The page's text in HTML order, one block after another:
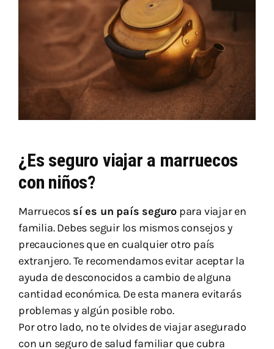
¿Es seguro viajar a marruecos
con niños?
Marruecos sí es un país seguro para viajar en
familia. Debes seguir los mismos consejos y
precauciones que en cualquier otro país
extranjero. Te recomendamos evitar aceptar la
ayuda de desconocidos a cambio de alguna
cantidad económica. De esta manera evitarás
problemas y algún posible robo.
Por otro lado, no te olvides de viajar asegurado
con un seguro de salud familiar que cubra